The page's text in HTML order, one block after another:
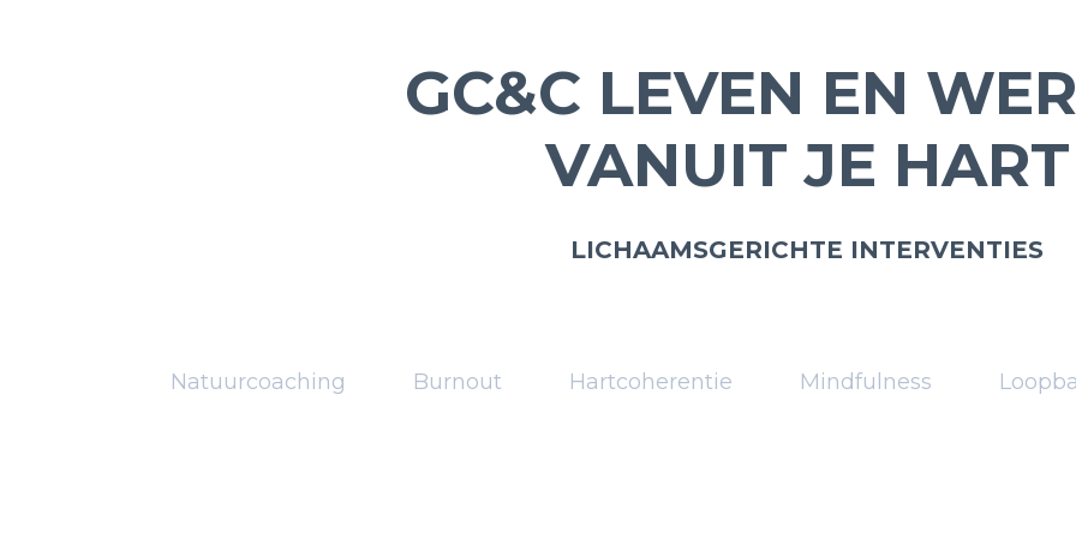
GC&C LEVEN EN
VANUIT JE HART
LICHAAMSGERICHTE INTERVENTIES
Natuurcoaching Burnout Hartcoherentie Mindfulness